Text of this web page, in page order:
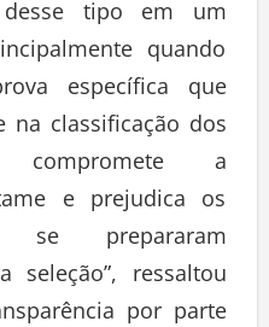
tipo em um
quando
específica que
na classificação dos
compromete a
e prejudica os
se prepararam
seleção”, ressaltou
por parte